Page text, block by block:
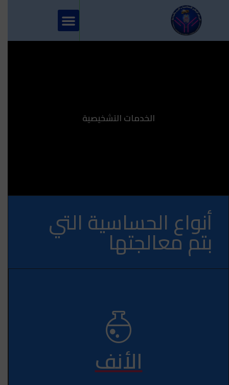
الخدمات التشخيصية
أنواع الحساسية التي
بتم معالجتها
الأنف